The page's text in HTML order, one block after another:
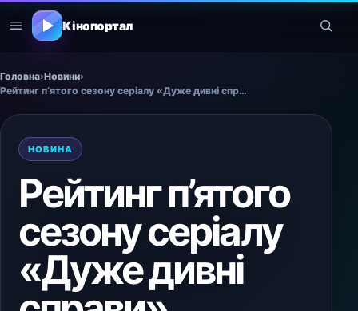
Кінопортал
Головна›Новини›
Рейтинг п’ятого сезону серіалу «Дуже дивні справи» обвалився
НОВИНА
Рейтинг п’ятого
сезону серіалу
«Дуже дивні